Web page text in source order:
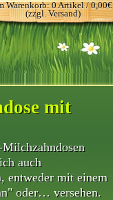
Warenkorb: 0 Artikel / 0,00€
(zzgl. Versand)
mit
auch
entweder mit einem
oder… versehen.